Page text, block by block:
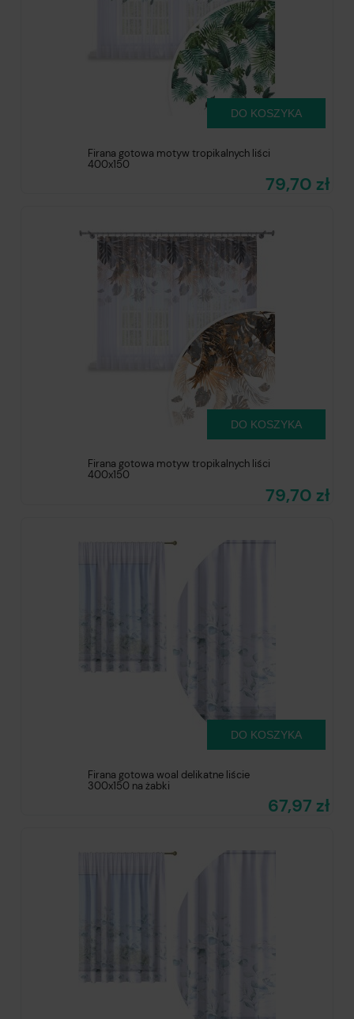
Firana gotowa motyw tropikalnych liści
400x150
79,70 zł
DO KOSZYKA
Firana gotowa motyw tropikalnych liści
400x150
79,70 zł
DO KOSZYKA
Firana gotowa woal delikatne liście
300x150 na żabki
67,97 zł
DO KOSZYKA